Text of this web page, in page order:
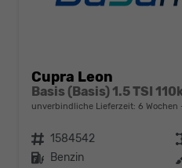
Cupra Leon
unverbindliche Lieferzeit: 6 Wochen
Fahrzeugnr. 1584542
Kraftstoff Benzin